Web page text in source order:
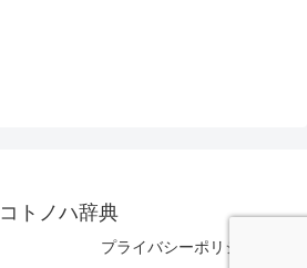
コトノハ辞典
プライバシーポリシー